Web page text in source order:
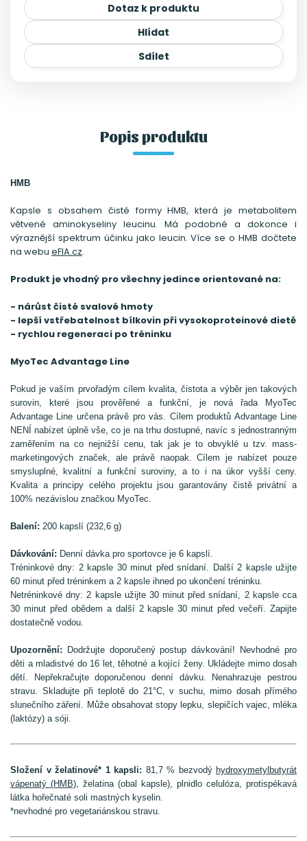
Dotaz k produktu
Hlídat
Sdílet
Popis produktu
HMB
Kapsle s obsahem čisté formy HMB, která je metabolitem
větvené aminokyseliny leucinu. Má podobné a dokonce i
výraznější spektrum účinku jako leucin. Více se o HMB dočtete
na webu eFIA.cz.
Produkt je vhodný pro všechny jedince orientované na:
- nárůst čisté svalové hmoty
- lepší vstřebatelnost bílkovin při vysokoproteinové dietě
- rychlou regeneraci po tréninku
MyoTec Advantage Line
Pokud je vaším prvořadým cílem kvalita, čistota a výběr jen takových
surovin, které jsou prověřené a funkční, je nová řada MyoTec
Advantage Line určena právě pro vás. Cílem produktů Advantage Line
NENÍ nabízet úplně vše, co je na trhu dostupné, navíc s jednostranným
zaměřením na co nejnižší cenu, tak jak je to obvyklé u tzv. mass-
marketingových značek, ale právě naopak. Cílem je nabízet pouze
smysluplné, kvalitní a funkční suroviny, a to i na úkor vyšší ceny.
Kvalita a principy celého projektu jsou garantovány čistě privátní a
100% nezávislou značkou MyoTec.
Balení: 200 kapslí (232,6 g)
Dávkování: Denní dávka pro sportovce je 6 kapslí.
Tréninkové dny: 2 kapsle 30 minut před snídaní. Další 2 kapsle užijte
60 minut před tréninkem a 2 kapsle ihned po ukončení tréninku.
Netréninkové dny: 2 kapsle užijte 30 minut před snídaní, 2 kapsle cca
30 minut před obědem a další 2 kapsle 30 minut před večeří. Zapijte
dostatečně vodou.
Upozornění: Dodržujte doporučený postup dávkování! Nevhodné pro
děti a mladistvé do 16 let, těhotné a kojící ženy. Ukládejte mimo dosah
dětí. Nepřekračujte doporučenou denní dávku. Nenahrazuje pestrou
stravu. Skladujte při teplotě do 21°C, v suchu, mimo dosah přímého
slunečního záření. Může obsahovat stopy lepku, slepičích vajec, mléka
(laktózy) a sóji.
Složení v želatinové* 1 kapsli: 81,7 % bezvodý hydroxymetylbutyrát
vápenatý (HMB) , želatina (obal kapsle), plnidlo celulóza, protispékavá
látka hořečnaté soli mastných kyselin.
*nevhodné pro vegetariánskou stravu.